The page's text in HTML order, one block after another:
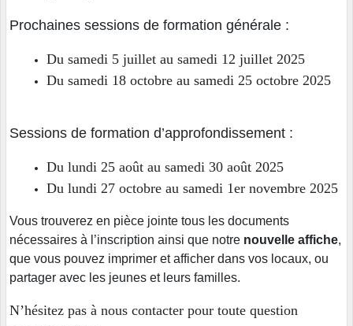
Prochaines sessions de formation générale :
Du samedi 5 juillet au samedi 12 juillet 2025
Du samedi 18 octobre au samedi 25 octobre 2025
Sessions de formation d’approfondissement :
Du lundi 25 août au samedi 30 août 2025
Du lundi 27 octobre au samedi 1er novembre 2025
Vous trouverez en pièce jointe tous les documents
nécessaires à l’inscription ainsi que notre nouvelle affiche,
que vous pouvez imprimer et afficher dans vos locaux, ou
partager avec les jeunes et leurs familles.
N’hésitez pas à nous contacter pour toute question